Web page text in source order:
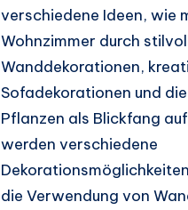
verschiedene Ideen, wie
Wohnzimmer durch
Wanddekorationen,
Sofadekorationen und
Pflanzen als Blickfang
werden verschiedene
die Verwendung von